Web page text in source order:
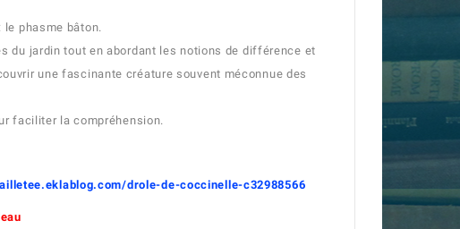
le phasme bâton.
du jardin tout en abordant les notions de différence et
une fascinante créature souvent méconnue des
faciliter la compréhension.
drole-de-coccinelle-c32988566